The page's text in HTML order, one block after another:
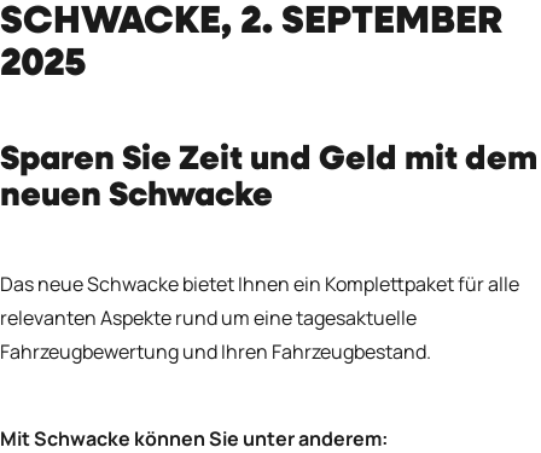
SCHWACKE, 2. SEPTEMBER
2025
Sparen Sie Zeit und Geld mit dem
neuen Schwacke
Das neue Schwacke bietet Ihnen ein Komplettpaket für alle
relevanten Aspekte rund um eine tagesaktuelle
Fahrzeugbewertung und Ihren Fahrzeugbestand.
Mit Schwacke können Sie unter anderem: